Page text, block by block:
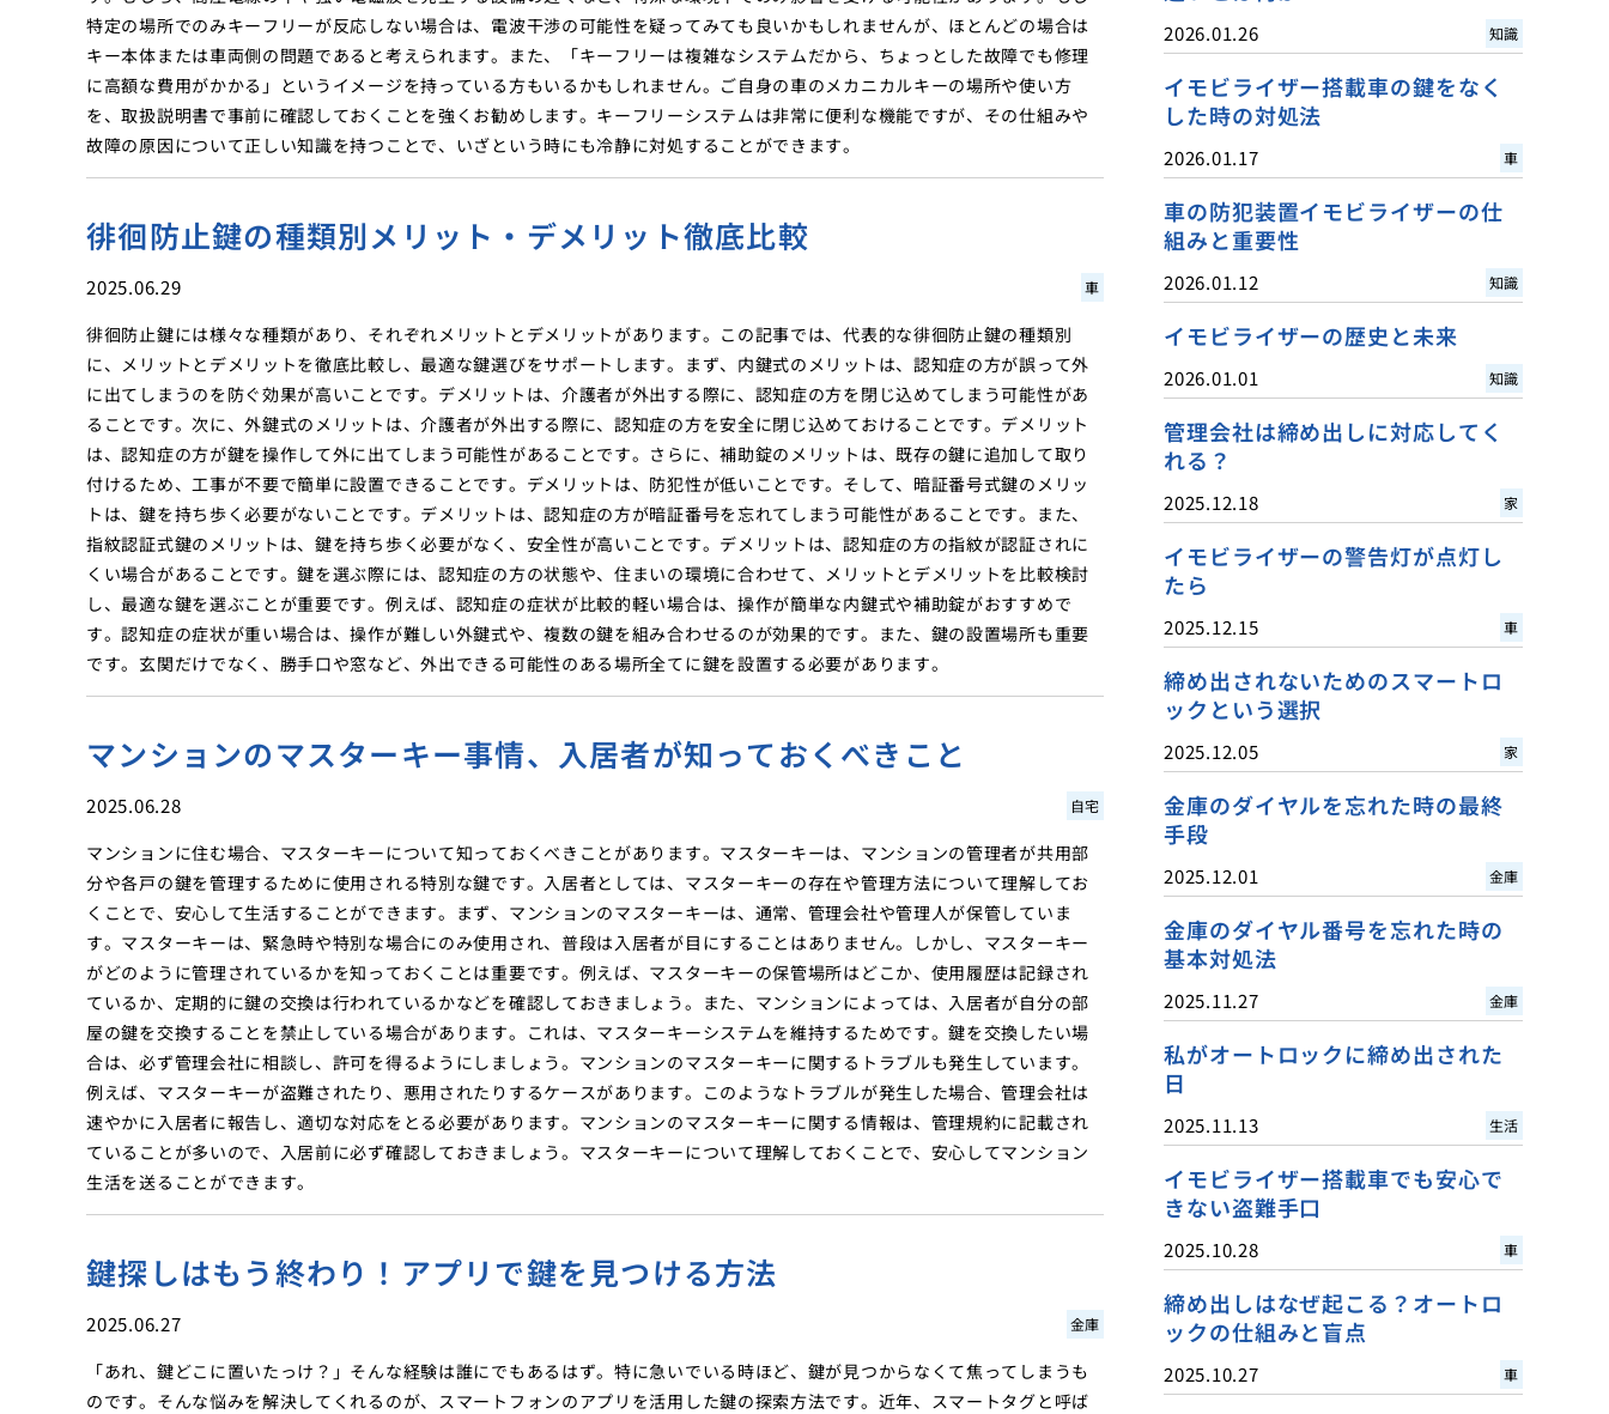
特定の場所でのみキーフリーが反応しない場合は、電波干渉の可能性を疑ってみても良いかもしれませんが、ほとんどの場合は
キー本体または車両側の問題であると考えられます。また、「キーフリーは複雑なシステムだから、ちょっとした故障でも修理
に高額な費用がかかる」というイメージを持っている方もいるかもしれません。ご自身の車のメカニカルキーの場所や使い方
を、取扱説明書で事前に確認しておくことを強くお勧めします。キーフリーシステムは非常に便利な機能ですが、その仕組みや
故障の原因について正しい知識を持つことで、いざという時にも冷静に対処することができます。
徘徊防止鍵の種類別メリット・デメリット徹底比較
2025.06.29 車
徘徊防止鍵には様々な種類があり、それぞれメリットとデメリットがあります。この記事では、代表的な徘徊防止鍵の種類別
に、メリットとデメリットを徹底比較し、最適な鍵選びをサポートします。まず、内鍵式のメリットは、認知症の方が誤って外
に出てしまうのを防ぐ効果が高いことです。デメリットは、介護者が外出する際に、認知症の方を閉じ込めてしまう可能性があ
ることです。次に、外鍵式のメリットは、介護者が外出する際に、認知症の方を安全に閉じ込めておけることです。デメリット
は、認知症の方が鍵を操作して外に出てしまう可能性があることです。さらに、補助錠のメリットは、既存の鍵に追加して取り
付けるため、工事が不要で簡単に設置できることです。デメリットは、防犯性が低いことです。そして、暗証番号式鍵のメリッ
トは、鍵を持ち歩く必要がないことです。デメリットは、認知症の方が暗証番号を忘れてしまう可能性があることです。また、
指紋認証式鍵のメリットは、鍵を持ち歩く必要がなく、安全性が高いことです。デメリットは、認知症の方の指紋が認証されに
くい場合があることです。鍵を選ぶ際には、認知症の方の状態や、住まいの環境に合わせて、メリットとデメリットを比較検討
し、最適な鍵を選ぶことが重要です。例えば、認知症の症状が比較的軽い場合は、操作が簡単な内鍵式や補助錠がおすすめで
す。認知症の症状が重い場合は、操作が難しい外鍵式や、複数の鍵を組み合わせるのが効果的です。また、鍵の設置場所も重要
です。玄関だけでなく、勝手口や窓など、外出できる可能性のある場所全てに鍵を設置する必要があります。
マンションのマスターキー事情、入居者が知っておくべきこと
2025.06.28 自宅
マンションに住む場合、マスターキーについて知っておくべきことがあります。マスターキーは、マンションの管理者が共用部
分や各戸の鍵を管理するために使用される特別な鍵です。入居者としては、マスターキーの存在や管理方法について理解してお
くことで、安心して生活することができます。まず、マンションのマスターキーは、通常、管理会社や管理人が保管していま
す。マスターキーは、緊急時や特別な場合にのみ使用され、普段は入居者が目にすることはありません。しかし、マスターキー
がどのように管理されているかを知っておくことは重要です。例えば、マスターキーの保管場所はどこか、使用履歴は記録され
ているか、定期的に鍵の交換は行われているかなどを確認しておきましょう。また、マンションによっては、入居者が自分の部
屋の鍵を交換することを禁止している場合があります。これは、マスターキーシステムを維持するためです。鍵を交換したい場
合は、必ず管理会社に相談し、許可を得るようにしましょう。マンションのマスターキーに関するトラブルも発生しています。
例えば、マスターキーが盗難されたり、悪用されたりするケースがあります。このようなトラブルが発生した場合、管理会社は
速やかに入居者に報告し、適切な対応をとる必要があります。マンションのマスターキーに関する情報は、管理規約に記載され
ていることが多いので、入居前に必ず確認しておきましょう。マスターキーについて理解しておくことで、安心してマンション
生活を送ることができます。
鍵探しはもう終わり！アプリで鍵を見つける方法
2025.06.27 金庫
「あれ、鍵どこに置いたっけ？」そんな経験は誰にでもあるはず。特に急いでいる時ほど、鍵が見つからなくて焦ってしまうも
のです。そんな悩みを解決してくれるのが、スマートフォンのアプリを活用した鍵の探索方法です。近年、スマートタグと呼ば
2026.01.26 知識
イモビライザー搭載車の鍵をなく
した時の対処法
2026.01.17 車
車の防犯装置イモビライザーの仕
組みと重要性
2026.01.12 知識
イモビライザーの歴史と未来
2026.01.01 知識
管理会社は締め出しに対応してく
れる？
2025.12.18 家
イモビライザーの警告灯が点灯し
たら
2025.12.15 車
締め出されないためのスマートロ
ックという選択
2025.12.05 家
金庫のダイヤルを忘れた時の最終
手段
2025.12.01 金庫
金庫のダイヤル番号を忘れた時の
基本対処法
2025.11.27 金庫
私がオートロックに締め出された
日
2025.11.13 生活
イモビライザー搭載車でも安心で
きない盗難手口
2025.10.28 車
締め出しはなぜ起こる？オートロ
ックの仕組みと盲点
2025.10.27 車